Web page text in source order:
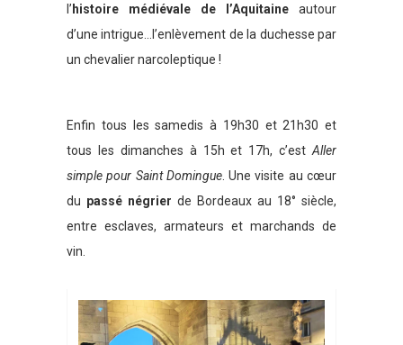
l’ histoire médiévale de l’Aquitaine autour
d’une intrigue…l’enlèvement de la duchesse par
un chevalier narcoleptique !
Enfin tous les samedis à 19h30 et 21h30 et
tous les dimanches à 15h et 17h, c’est Aller
simple pour Saint Domingue. Une visite au cœur
du passé négrier de Bordeaux au 18° siècle,
entre esclaves, armateurs et marchands de
vin.